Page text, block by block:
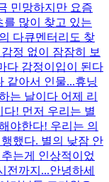
민망하지만 요즘
많이 찾고 있는
다큐멘터리도 찾
정 없이 잠잠히 보
다 감정이입이 된다
같아서 인물...휴닝
는 날이다 어제 리
! 먼저 우리는 별
야한다! 우리는 의
했다. 별의 낮잠 안
는게 인상적이었
전까지...안녕하세